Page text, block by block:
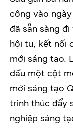
công vào ngày
đã sẵn sàng
hội tụ, kết nối
mới sáng tạo.
dấu một cột
mới sáng tạo
trình thúc đẩy
nghiệp sáng